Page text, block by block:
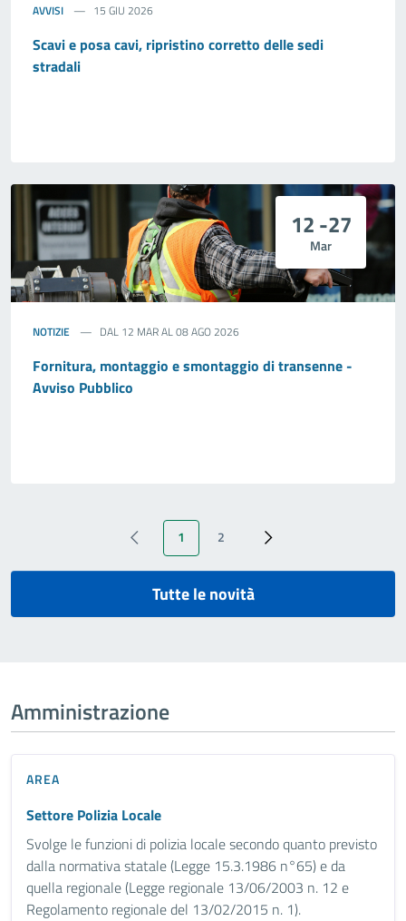
AVVISI 15 GIU 2026
Scavi e posa cavi, ripristino corretto delle sedi
stradali
12 -27
Mar
NOTIZIE DAL 12 MAR AL 08 AGO 2026
Fornitura, montaggio e smontaggio di transenne -
Avviso Pubblico
‹ PreviousPagina attuale
1 Page
2 Next ›
Tutte le novità
Amministrazione
AREA
Settore Polizia Locale
Svolge le funzioni di polizia locale secondo quanto previsto
dalla normativa statale (Legge 15.3.1986 n°65) e da
quella regionale (Legge regionale 13/06/2003 n. 12 e
Regolamento regionale del 13/02/2015 n. 1).